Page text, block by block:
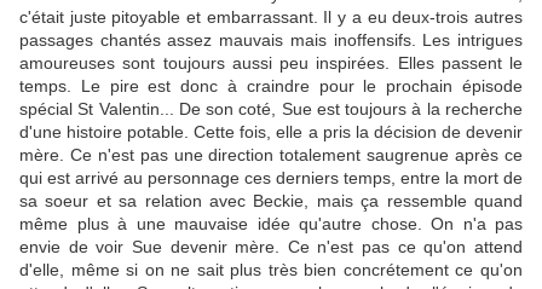
c'était juste pitoyable et embarrassant. Il y a eu deux-trois autres
passages chantés assez mauvais mais inoffensifs. Les intrigues
amoureuses sont toujours aussi peu inspirées. Elles passent le
temps. Le pire est donc à craindre pour le prochain épisode
spécial St Valentin... De son coté, Sue est toujours à la recherche
d'une histoire potable. Cette fois, elle a pris la décision de devenir
mère. Ce n'est pas une direction totalement saugrenue après ce
qui est arrivé au personnage ces derniers temps, entre la mort de
sa soeur et sa relation avec Beckie, mais ça ressemble quand
même plus à une mauvaise idée qu'autre chose. On n'a pas
envie de voir Sue devenir mère. Ce n'est pas ce qu'on attend
d'elle, même si on ne sait plus très bien concrétement ce qu'on